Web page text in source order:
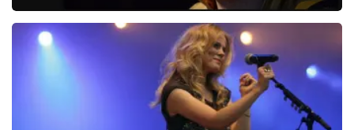
Danny Vera
reviews